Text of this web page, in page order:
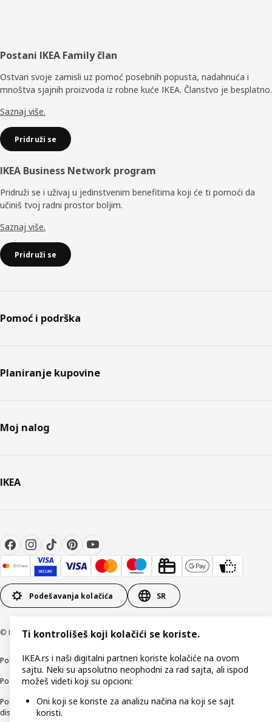
Podnožje
Postani IKEA Family član
Ostvari svoje zamisli uz pomoć posebnih popusta, nadahnuća i
mnoštva sjajnih proizvoda iz robne kuće IKEA. Članstvo je besplatno.
Saznaj više.
Pridruži se
IKEA Business Network program
Pridruži se i uživaj u jedinstvenim benefitima koji će ti pomoći da
učiniš tvoj radni prostor boljim.
Saznaj više.
Pridruži se
Pomoć i podrška
Planiranje kupovine
Moj nalog
IKEA
Podešavanja kolačića SR
© Inter IKEA Systems B.V 1999-2026
Politika privatnostiKako koristimo kolačiće (Cookies)Načini poslovanja
Podaci o kompaniji IKEA Srbija
Politika etičnog otkrivanja bezbednosnih nedostataka (responsible
disclosure)
Ti kontrolišeš koji kolačići se koriste.
IKEA.rs i naši digitalni partneri koriste kolačiće na ovom
sajtu. Neki su apsolutno neophodni za rad sajta, ali ispod
možeš videti koji su opcioni:
Oni koji se koriste za analizu načina na koji se sajt
koristi.